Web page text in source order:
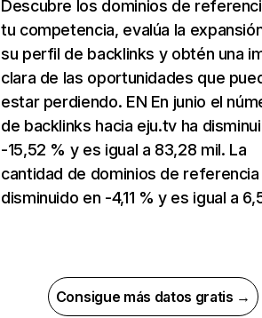
Descubre los dominios de
tu competencia, evalúa la
su perfil de backlinks y obtén una
clara de las oportunidades que
estar perdiendo. EN En junio el
de backlinks hacia eju.tv ha
-15,52 % y es igual a 83,28 mil. La
cantidad de dominios de referencia
disminuido en -4,11 % y es igual a
Consigue más datos gratis →